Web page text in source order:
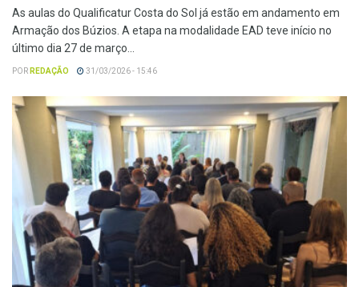
As aulas do Qualificatur Costa do Sol já estão em andamento em
Armação dos Búzios. A etapa na modalidade EAD teve início no
último dia 27 de março...
POR REDAÇÃO 31/03/2026 - 15:46